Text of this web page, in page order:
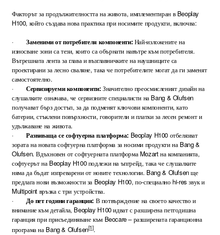
Факторът за продължителността на живота, имплементиран в Beoplay
H100, който създава нова практика при носимите продукти, включва:
· Заменими от потребителя компоненти:Най-изложените на
износване зони са тези, които са обърнати навътре към потребителя.
Вътрешната лента за глава и възглавничките на наушниците са
проектирани за лесно сваляне, така че потребителите могат да ги заменят
самостоятелно.
· Сервизируеми компоненти:Значително преосмисленият дизайн на
слушалките означава, че сервизните специалисти на Bang & Olufsen
получават бърз достъп, за да подменят ключови компоненти, като
батерии, стъклени повърхности, говорители и платки за лесен ремонт и
удължаване на живота.
· Развиваща се софтуерна платформа: Beoplay H100 отбелязват
зората на новата софтуерна платформа за носими продукти на Bang &
Olufsen. Вдъхновен от софтуерната платформа Mozart на компанията,
софтуерът на Beoplay H100 подлежи на ъпгрейд, така че слушалките
няма да бъдат изпреварени от новите технологии. Bang & Olufsen ще
предлага нови възможности за Beoplay H100, по-специално hi-res звук и
Multipoint връзка с три устройства.
· До пет години гаранция:В потвърждение на своето качество и
внимание към детайла, Beoplay H100 идват с разширена петгодишна
гаранция при присъединяване към Beocare – разширената гаранционна
програма на Bang & Olufsen[1].